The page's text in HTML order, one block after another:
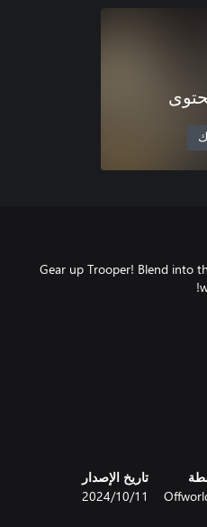
Gear up Trooper! Blend into
تاريخ الإصدار
11‏/10‏/2024